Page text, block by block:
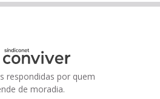
respondidas por quem
de moradia.